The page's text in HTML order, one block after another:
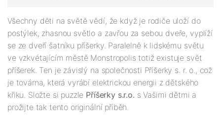
Všechny děti na světě vědí, že když je rodiče uloží do
postýlek, zhasnou světlo a zavřou za sebou dveře, vyplíží
se ze dveří šatníku příšerky. Paralelně k lidskému světu
ve vzkvétajícím městě Monstropolis totiž existuje svět
příšerek. Ten je závislý na společnosti Příšerky s. r. o., což
je továrna, která vyrábí elektrickou energii z dětského
křiku. Složte si puzzle Příšerky s.r.o. s Vašimi dětmi a
prožijte tak tento originální příběh.